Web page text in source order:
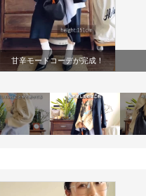
甘辛モードコーデが完成！